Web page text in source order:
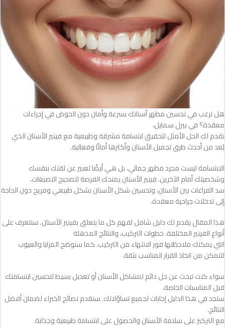
هل ترغب في تحسين مظهر أسنانك بسرعة وأمان دون الخوض في إجراءات
معقدة؟ في بيرل سمايل،
نقدم لك الحل الأمثل لتحقيق ابتسامة مشرقة وطبيعية مع فينير الأسنان الذي
يُعد من أحدث طرق تجميل الأسنان وأكثرها أمانًا وفعالية.
الابتسامة ليست مجرد مظهر جمالي، بل هي أيضًا تعبير عن ثقتك بنفسك
وشخصيتك أمام الآخرين. فينير الأسنان يمنحك الفرصة لتصحيح التصبغات،
سد الفراغات بين الأسنان، وتحسين شكل الأسنان بشكل طبيعي ومريح دون الحاجة
إلى تدخلات جراحية معقدة.
هذا المقال يقدم لك دليل شامل لفهم كل ما يتعلق بفينير الأسنان. ستتعرف على
أنواع الفينير المختلفة، خطوات التركيب، والنتائج المذهلة
التي يمكنك ملاحظتها فور الانتهاء من التركيب. كما سنوضح المزايا والعيوب
لتتمكن من اتخاذ القرار المناسب بثقة.
سواء كنت تبحث عن حل دائم لمشاكل الأسنان أو تعديل بسيط لتحسين ابتسامتك
قبل المناسبات الخاصة،
ستجد في هذا الدليل إجابات لجميع تساؤلاتك. سنقدم نصائح الخبراء لضمان أفضل
النتائج،
مع التركيز على سلامة الأسنان والحصول على ابتسامة طبيعية وجذابة.